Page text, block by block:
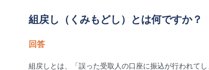
組戻し（くみもどし）とは何ですか？
回答
組戻しとは、「誤った受取人の口座に振込が行われて